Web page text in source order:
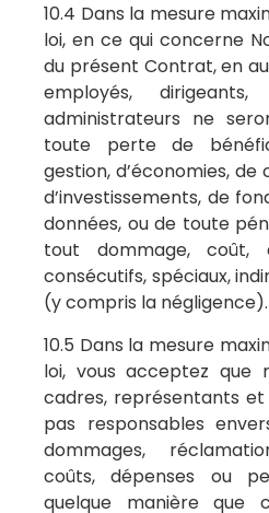
10.4 Dans la mesure
loi, en ce qui concerne
du présent Contrat, en
employés,
administrateurs ne
toute perte de
gestion, d’économies,
d’investissements, de
données, ou de toute
tout dommage, coût,
consécutifs, spéciaux,
(y compris la négligence).
10.5 Dans la mesure
loi, vous acceptez que
cadres, représentants
pas responsables
dommages,
coûts, dépenses ou
quelque manière que